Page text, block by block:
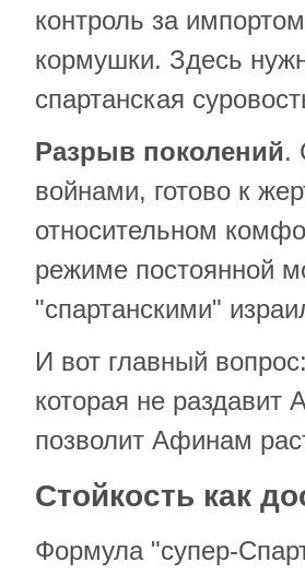
контроль за
кормушки. Здесь
спартанская
Разрыв поколений.
войнами, готово к
относительном
режиме постоянной
"спартанскими"
И вот главный
которая не
позволит Афинам
Стойкость как
Формула "супер-